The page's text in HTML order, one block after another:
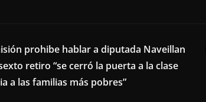
prohibe hablar a diputada Naveillan
retiro “se cerró la puerta a la clase
a las familias más pobres”